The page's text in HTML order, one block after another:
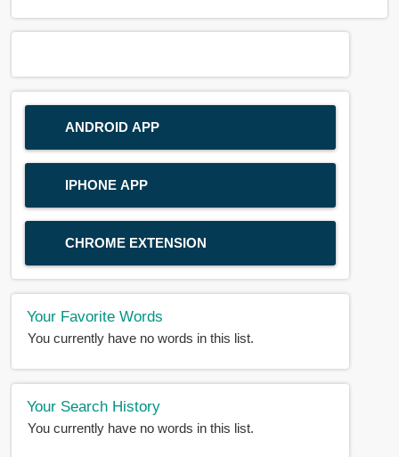
ANDROID APP
IPHONE APP
CHROME EXTENSION
Your Favorite Words
You currently have no words in this list.
Your Search History
You currently have no words in this list.